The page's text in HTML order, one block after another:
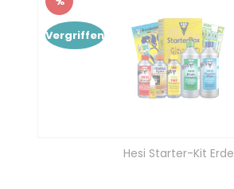
Rabatt
Vergriffen
Hesi Starter-Kit Erde